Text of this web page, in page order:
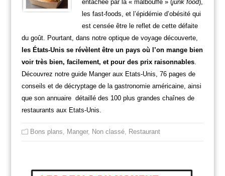
entachée par la « malbouffe » (junk food),
les fast-foods, et l’épidémie d’obésité qui
est censée être le reflet de cette défaite
du goût. Pourtant, dans notre optique de voyage découverte,
les États-Unis se révèlent être un pays où l’on mange bien
voir très bien, facilement, et pour des prix raisonnables.
Découvrez notre guide Manger aux Etats-Unis, 76 pages de
conseils et de décryptage de la gastronomie américaine, ainsi
que son annuaire détaillé des 100 plus grandes chaînes de
restaurants aux Etats-Unis.
Bons plans Manger, Non classé, Restaurant